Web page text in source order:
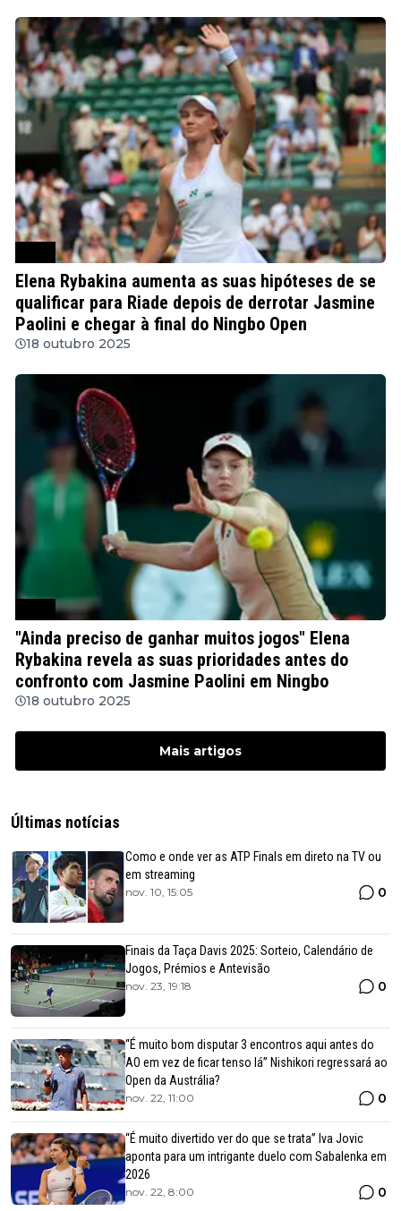
Elena Rybakina aumenta as suas hipóteses de se
qualificar para Riade depois de derrotar Jasmine
Paolini e chegar à final do Ningbo Open
18 outubro 2025
"Ainda preciso de ganhar muitos jogos" Elena
Rybakina revela as suas prioridades antes do
confronto com Jasmine Paolini em Ningbo
18 outubro 2025
Mais artigos
Últimas notícias
Como e onde ver as ATP Finals em direto na TV ou
em streaming
nov. 10, 15:05 0
Finais da Taça Davis 2025: Sorteio, Calendário de
Jogos, Prémios e Antevisão
nov. 23, 19:18 0
“É muito bom disputar 3 encontros aqui antes do
AO em vez de ficar tenso lá” Nishikori regressará ao
Open da Austrália?
nov. 22, 11:00 0
“É muito divertido ver do que se trata” Iva Jovic
aponta para um intrigante duelo com Sabalenka em
2026
nov. 22, 8:00 0